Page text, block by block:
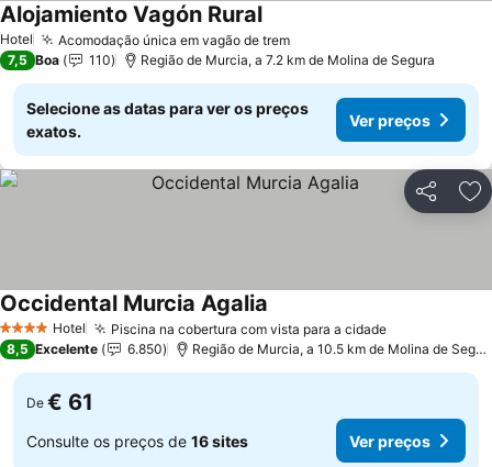
Hotel Acomodação única em vagão de tremVer preços
Alojamiento Vagón RuralVer preços
7,5 Boa 110 Região de Murcia, a 7.2 km de Molina de Segura
Selecione as datas para ver os preços
exatos.
Ver preços
Partilhar
4 EstrelasHotel Piscina na cobertura com vista para a cidadeVer preços
Occidental Murcia Agalia
8,5 Excelente 6.850 Região de Murcia, a 10.5 km de Molina de
De € 61
Consulte os preços de 16 sites Ver preços